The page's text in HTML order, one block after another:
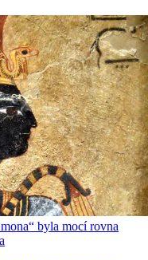
byla mocí rovna